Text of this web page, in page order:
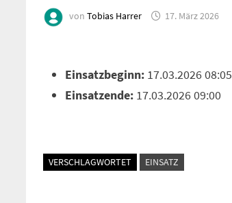
vonTobias Harrer 17. März 2026
Einsatzbeginn: 17.03.2026 08:05
Einsatzende: 17.03.2026 09:00
VERSCHLAGWORTET EINSATZ